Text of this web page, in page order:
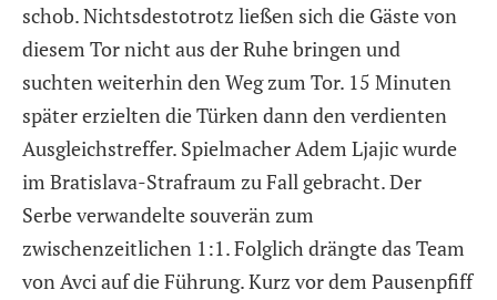
schob. Nichtsdestotrotz ließen sich die Gäste von
diesem Tor nicht aus der Ruhe bringen und
suchten weiterhin den Weg zum Tor. 15 Minuten
später erzielten die Türken dann den verdienten
Ausgleichstreffer. Spielmacher Adem Ljajic wurde
im Bratislava-Strafraum zu Fall gebracht. Der
Serbe verwandelte souverän zum
zwischenzeitlichen 1:1. Folglich drängte das Team
von Avci auf die Führung. Kurz vor dem Pausenpfiff